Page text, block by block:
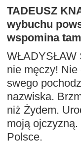
TADEUSZ
wybuchu
wspomina
WŁADYSŁAW
nie męczy!
swego
nazwiska.
niż Żydem.
moją
Polsce.